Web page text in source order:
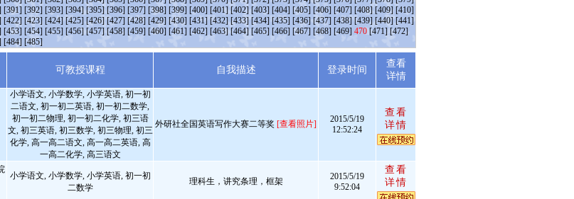
[391] [392] [393] [394] [395] [396] [397] [398] [399] [400] [401] [402] [403] [404] [405] [406] [407] [408] [409] [410]
[422] [423] [424] [425] [426] [427] [428] [429] [430] [431] [432] [433] [434] [435] [436] [437] [438] [439] [440] [441]
[453] [454] [455] [456] [457] [458] [459] [460] [461] [462] [463] [464] [465] [466] [467] [468] [469] 470 [471] [472]
[484] [485]
可教授课程 自我描述 登录时间
查看
详情
小学语文, 小学数学, 小学英语, 初一初
二语文, 初一初二英语, 初一初二数学,
初一初二物理, 初一初二化学, 初三语
文, 初三英语, 初三数学, 初三物理, 初三
化学, 高一高二语文, 高一高二英语, 高
一高二化学, 高三语文
外研社全国英语写作大赛二等奖 [查看照片]
2015/5/19
12:52:24
查看
详情
小学语文, 小学数学, 小学英语, 初一初
二数学
理科生，讲究条理，框架
2015/5/19
9:52:04
查看
详情